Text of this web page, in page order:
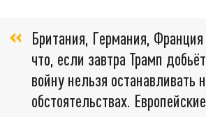
Британия, Германия,
что, если завтра Трамп
войну нельзя останавливать
обстоятельствах.